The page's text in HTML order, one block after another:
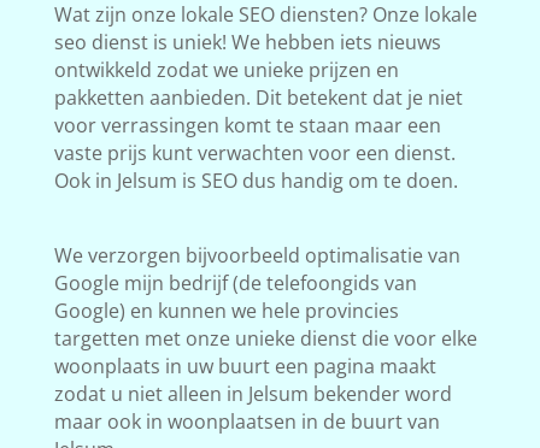
Wat zijn onze lokale SEO diensten? Onze lokale
seo dienst is uniek! We hebben iets nieuws
ontwikkeld zodat we unieke prijzen en
pakketten aanbieden. Dit betekent dat je niet
voor verrassingen komt te staan maar een
vaste prijs kunt verwachten voor een dienst.
Ook in Jelsum is SEO dus handig om te doen.
We verzorgen bijvoorbeeld optimalisatie van
Google mijn bedrijf (de telefoongids van
Google) en kunnen we hele provincies
targetten met onze unieke dienst die voor elke
woonplaats in uw buurt een pagina maakt
zodat u niet alleen in Jelsum bekender word
maar ook in woonplaatsen in de buurt van